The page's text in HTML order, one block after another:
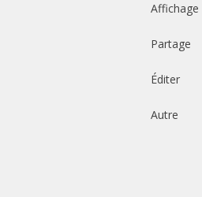
Affichage
Partage
Éditer
Autre